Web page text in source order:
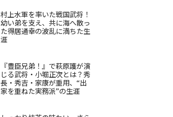
村上水軍を率いた戦国武将！
幼い弟を支え、共に海へ散っ
た得居通幸の波乱に満ちた生
涯
『豊臣兄弟！』で萩原護が演
じる武将・小堀正次とは？秀
長・秀吉・家康が重用、“出
家を重ねた実務派”の生涯